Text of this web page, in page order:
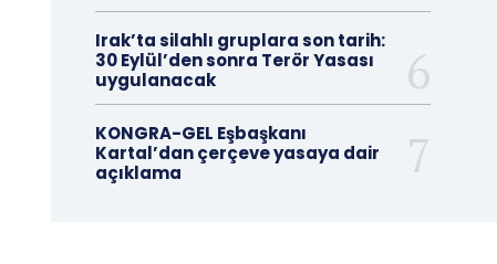
Irak’ta silahlı gruplara son tarih:
30 Eylül’den sonra Terör Yasası
uygulanacak
KONGRA-GEL Eşbaşkanı
Kartal’dan çerçeve yasaya dair
açıklama